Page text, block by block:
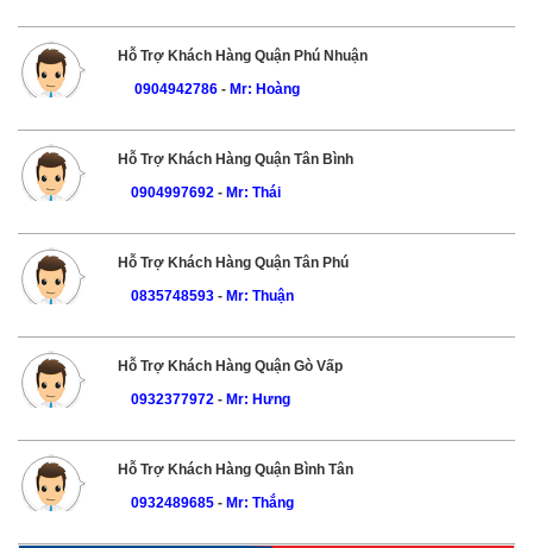
Hỗ Trợ Khách Hàng Quận Phú Nhuận
0904942786- Mr: Hoàng
Hỗ Trợ Khách Hàng Quận Tân Bình
0904997692- Mr: Thái
Hỗ Trợ Khách Hàng Quận Tân Phú
0835748593- Mr: Thuận
Hỗ Trợ Khách Hàng Quận Gò Vấp
0932377972- Mr: Hưng
Hỗ Trợ Khách Hàng Quận Bình Tân
0932489685- Mr: Thắng